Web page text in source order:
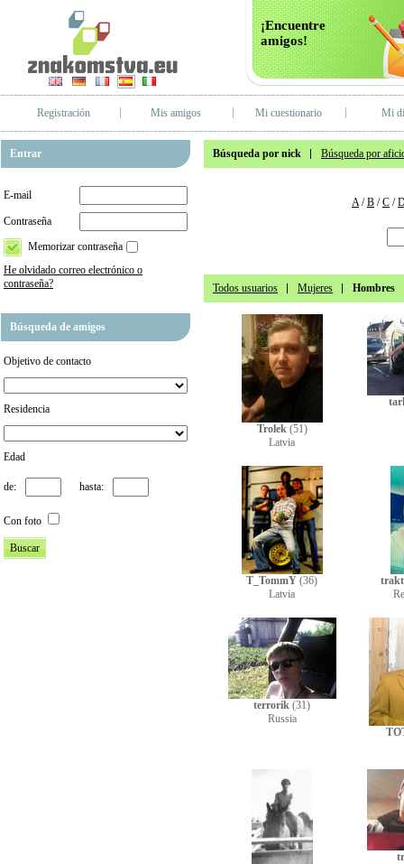
¡Encuentre
amigos!
Registración Mis amigos Mi cuestionario Mi
Entrar
E-mail
Contraseña
Memorizar contraseña
He olvidado correo electrónico o
contraseña?
Búsqueda de amigos
Objetivo de contacto
Residencia
Edad
de: hasta:
Con foto
Búsqueda por nick Búsqueda por
A/B /C /
Todos usuarios Mujeres Hombres
Trolek (51)
Latvia
T_TommY (36)
Latvia
terrorik (31)
Russia